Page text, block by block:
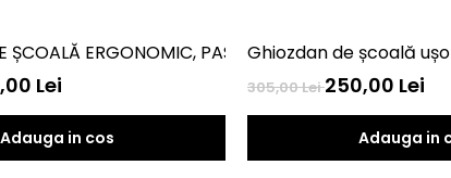
ȘCOALĂ ERGONOMIC, PASO STITCH
Lei
Adauga in cos
Ghiozdan de școală
305,00 Lei250,00 Lei
Adauga in